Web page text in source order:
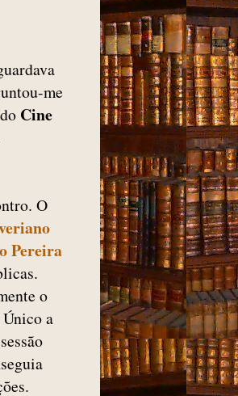
me
Cine
O
Pereira
o
a